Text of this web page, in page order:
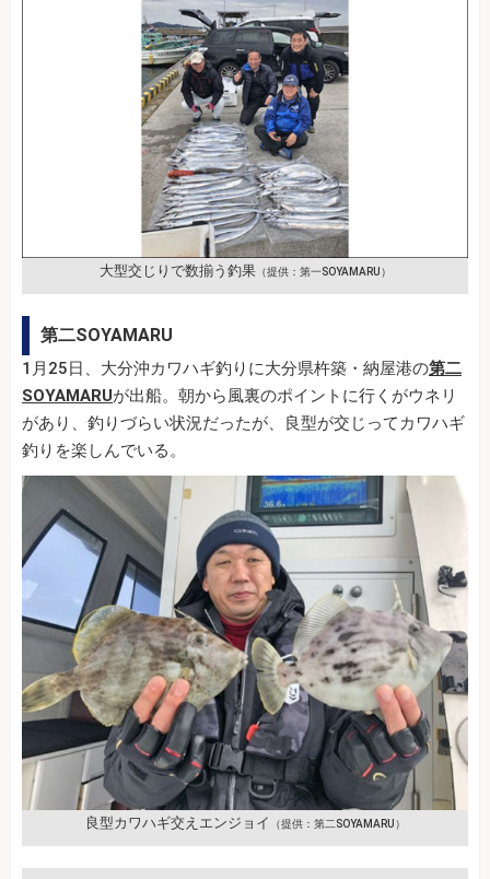
大型交じりで数揃う釣果（提供：第一SOYAMARU）
第二SOYAMARU
1月25日、大分沖カワハギ釣りに大分県杵築・納屋港の第二
SOYAMARUが出船。朝から風裏のポイントに行くがウネリ
があり、釣りづらい状況だったが、良型が交じってカワハギ
釣りを楽しんでいる。
良型カワハギ交えエンジョイ （提供：第二SOYAMARU）